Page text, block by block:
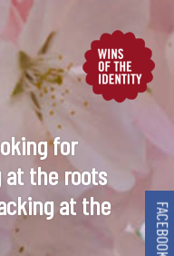
FACEBOOK
for
the roots
at the